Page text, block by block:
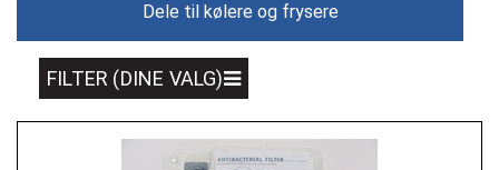
Dele til kølere og frysere
FILTER (DINE VALG)